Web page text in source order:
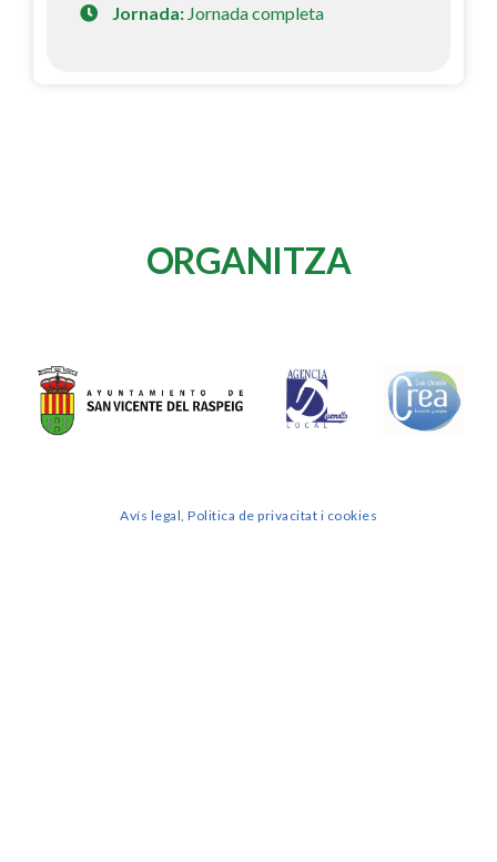
Jornada: Jornada completa
ORGANITZA
Avís legal, Politica de privacitat i cookies